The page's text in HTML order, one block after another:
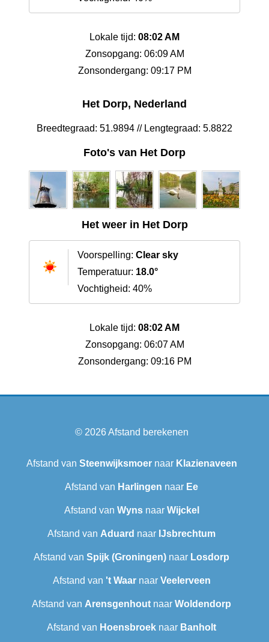
Lokale tijd: 08:02 AM
Zonsopgang: 06:09 AM
Zonsondergang: 09:17 PM
Het Dorp, Nederland
Breedtegraad: 51.9894 // Lengtegraad: 5.8822
Foto's van Het Dorp
Het weer in Het Dorp
Voorspelling: Clear sky
Temperatuur: 18.0°
Vochtigheid: 40%
Lokale tijd: 08:02 AM
Zonsopgang: 06:07 AM
Zonsondergang: 09:16 PM
© 2026Afstand berekenen
Afstand van Steenwijksmoernaar Klazienaveen
Afstand van Harlingen naar Ee
Afstand van Wynsnaar Wijckel
Afstand van Aduard naar IJsbrechtum
Afstand van Spijk (Groningen) naar Losdorp
Afstand van 't Waarnaar Veelerveen
Afstand van Arensgenhout naar Woldendorp
Afstand van Hoensbroek naar Banholt